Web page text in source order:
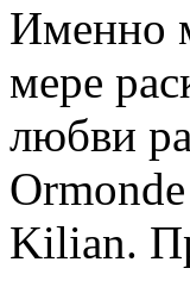
Именно
мере
любви
Kilian.